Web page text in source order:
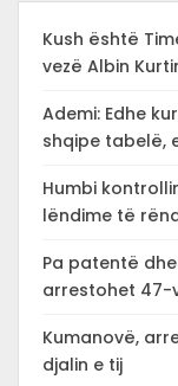
Kush është
vezë Albin
Ademi: Edhe
shqipe tabelë,
Humbi
lëndime të
Pa patentë
arrestohet 47-
Kumanovë,
djalin e tij